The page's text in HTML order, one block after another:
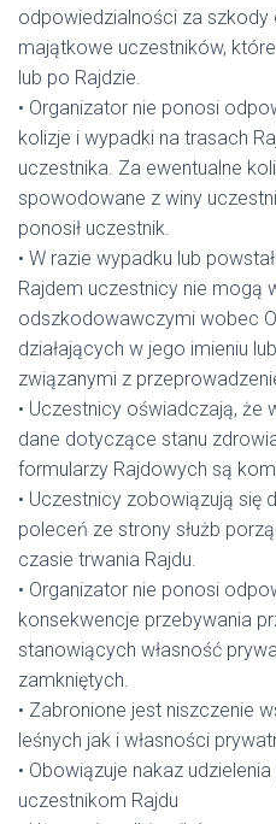
odpowiedzialności za
majątkowe uczestników,
lub po Rajdzie.
• Organizator nie ponosi
kolizje i wypadki na trasach
uczestnika. Za ewentualne
spowodowane z winy
ponosił uczestnik.
• W razie wypadku lub
Rajdem uczestnicy nie mogą
odszkodowawczymi wobec
działających w jego imieniu
związanymi z
• Uczestnicy oświadczają, że
dane dotyczące stanu
formularzy Rajdowych są
• Uczestnicy zobowiązują się
poleceń ze strony służb
czasie trwania Rajdu.
• Organizator nie ponosi
konsekwencje przebywania
stanowiących własność
zamkniętych.
• Zabronione jest niszczenie
leśnych jak i własności
• Obowiązuje nakaz
uczestnikom Rajdu